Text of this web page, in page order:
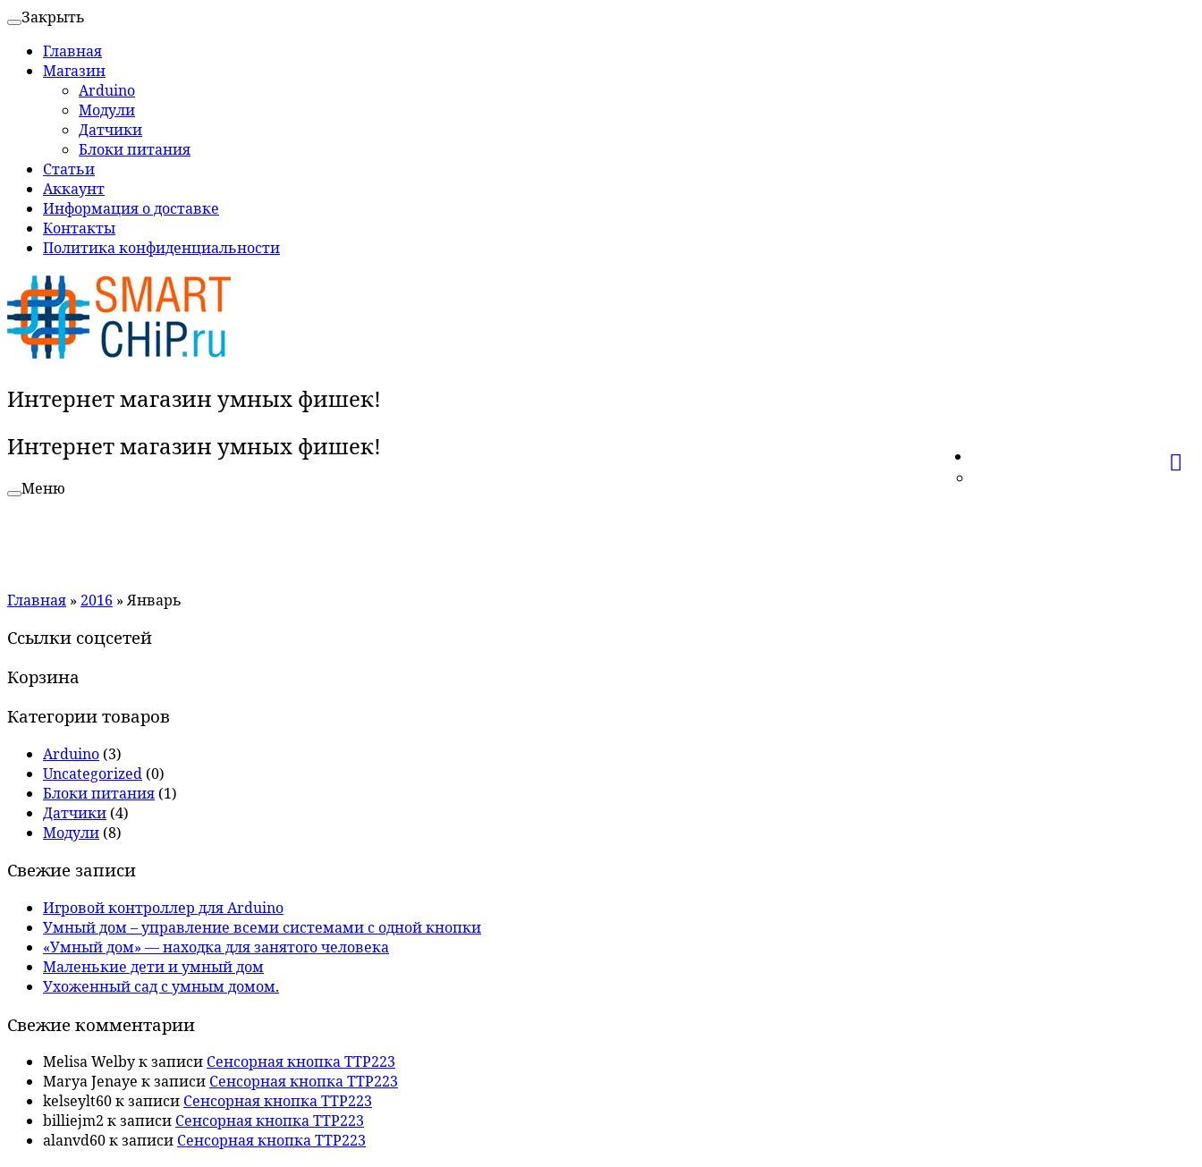
Закрыть
Главная
Магазин
Arduino
Модули
Датчики
Блоки питания
Статьи
Аккаунт
Информация о доставке
Контакты
Политика конфиденциальности
Интернет магазин умных фишек!
Интернет магазин умных фишек!
Меню
Главная » 2016 » Январь
Ссылки соцсетей
Корзина
Категории товаров
Arduino (3)
Uncategorized (0)
Блоки питания (1)
Датчики (4)
Модули (8)
Свежие записи
Игровой контроллер для Arduino
Умный дом – управление всеми системами с одной кнопки
«Умный дом» — находка для занятого человека
Маленькие дети и умный дом
Ухоженный сад с умным домом.
Свежие комментарии
Melisa Welbyк записи Сенсорная кнопка TTP223
Marya Jenaye к записи Сенсорная кнопка TTP223
kelseylt60к записи Сенсорная кнопка TTP223
billiejm2 к записи Сенсорная кнопка TTP223
alanvd60к записи Сенсорная кнопка TTP223